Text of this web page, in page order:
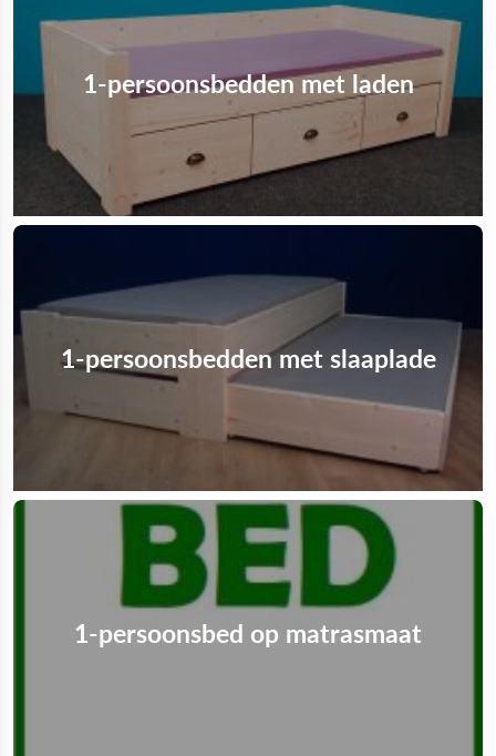
1-persoonsbedden met laden
1-persoonsbedden met slaaplade
1-persoonsbed op matrasmaat